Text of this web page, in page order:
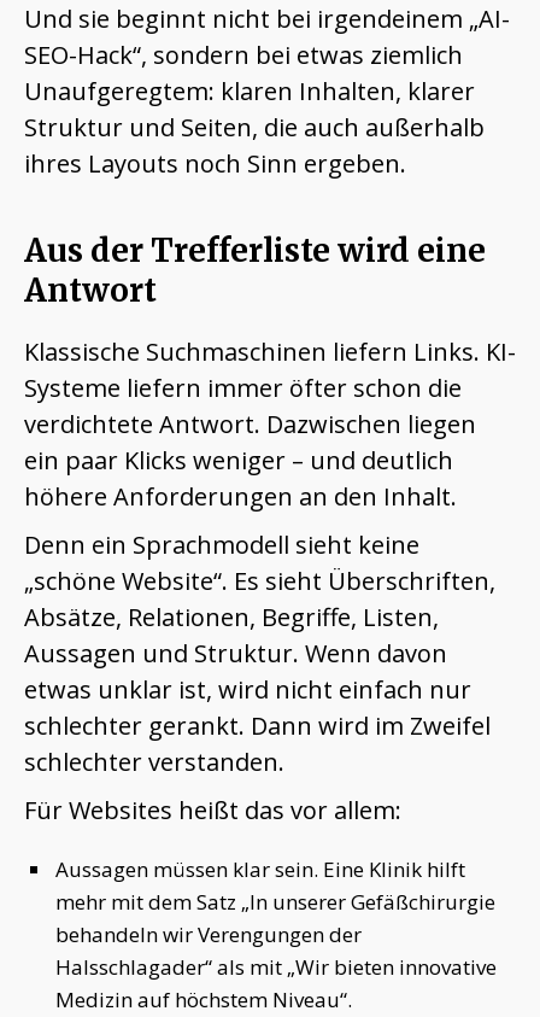
Und sie beginnt nicht bei irgendeinem „AI-
SEO-Hack“, sondern bei etwas ziemlich
Unaufgeregtem: klaren Inhalten, klarer
Struktur und Seiten, die auch außerhalb
ihres Layouts noch Sinn ergeben.
Aus der Trefferliste wird eine
Antwort
Klassische Suchmaschinen liefern Links. KI-
Systeme liefern immer öfter schon die
verdichtete Antwort. Dazwischen liegen
ein paar Klicks weniger – und deutlich
höhere Anforderungen an den Inhalt.
Denn ein Sprachmodell sieht keine
„schöne Website“. Es sieht Überschriften,
Absätze, Relationen, Begriffe, Listen,
Aussagen und Struktur. Wenn davon
etwas unklar ist, wird nicht einfach nur
schlechter gerankt. Dann wird im Zweifel
schlechter verstanden.
Für Websites heißt das vor allem:
Aussagen müssen klar sein. Eine Klinik hilft
mehr mit dem Satz „In unserer Gefäßchirurgie
behandeln wir Verengungen der
Halsschlagader“ als mit „Wir bieten innovative
Medizin auf höchstem Niveau“.